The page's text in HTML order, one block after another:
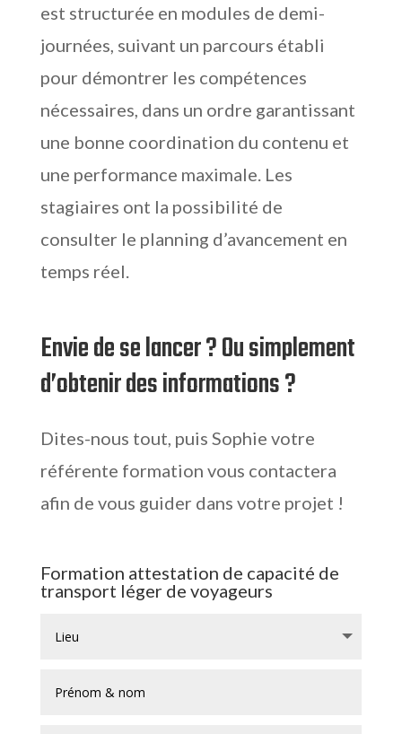
est structurée en modules de demi-
journées, suivant un parcours établi
pour démontrer les compétences
nécessaires, dans un ordre garantissant
une bonne coordination du contenu et
une performance maximale. Les
stagiaires ont la possibilité de
consulter le planning d’avancement en
temps réel.
Envie de se lancer ? Ou simplement
d’obtenir des informations ?
Dites-nous tout, puis Sophie votre
référente formation vous contactera
afin de vous guider dans votre projet !
Formation attestation de capacité de
transport léger de voyageurs